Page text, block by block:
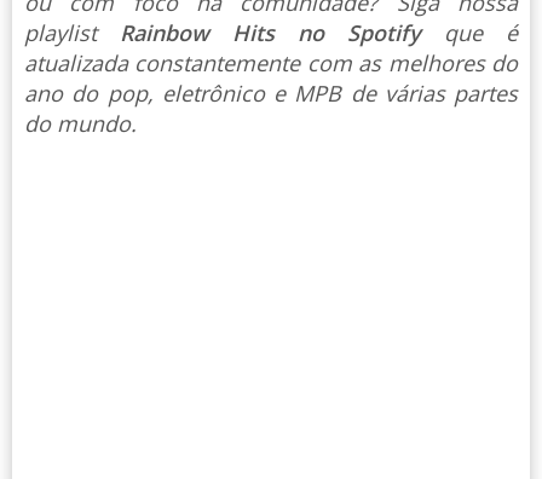
playlist Rainbow Hits no Spotify que é
atualizada constantemente com as melhores do
ano do pop, eletrônico e MPB de várias partes
do mundo.